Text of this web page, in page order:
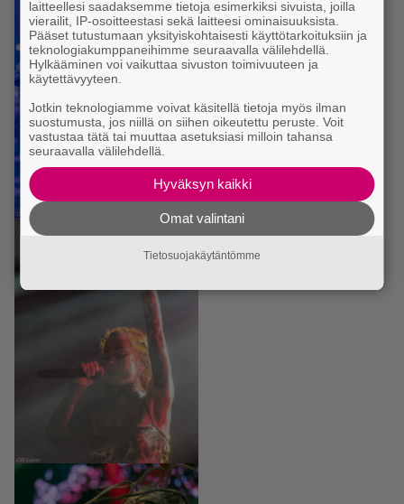
laitteellesi saadaksemme tietoja esimerkiksi sivuista, joilla
vierailit, IP-osoitteestasi sekä laitteesi ominaisuuksista.
Pääset tutustumaan yksityiskohtaisesti käyttötarkoituksiin ja
teknologiakumppaneihimme seuraavalla välilehdellä.
Hylkääminen voi vaikuttaa sivuston toimivuuteen ja
käytettävyyteen.
Jotkin teknologiamme voivat käsitellä tietoja myös ilman
suostumusta, jos niillä on siihen oikeutettu peruste. Voit
vastustaa tätä tai muuttaa asetuksiasi milloin tahansa
seuraavalla välilehdellä.
Hyväksyn kaikki
Omat valintani
Tietosuojakäytäntömme